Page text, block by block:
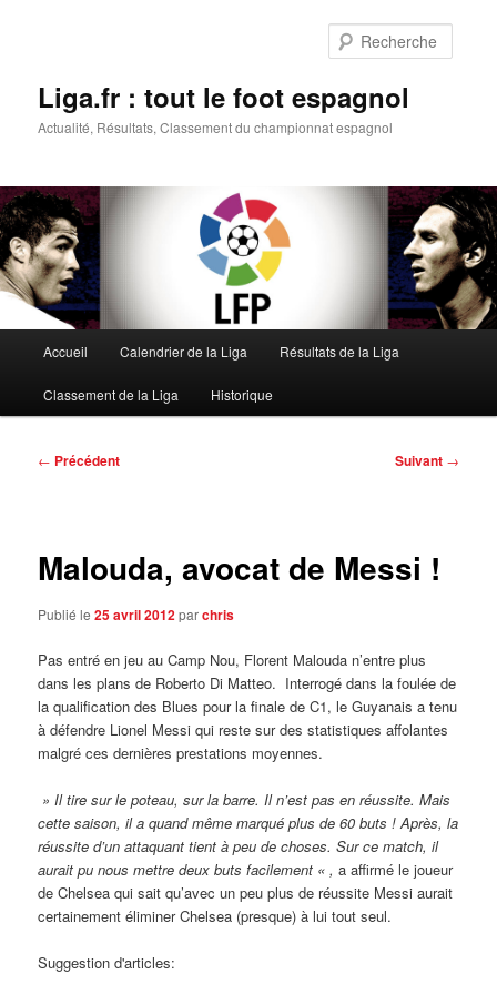
Liga.fr : tout le foot espagnol
Actualité, Résultats, Classement du championnat espagnol
principal
Accueil Calendrier de la Liga Résultats de la Liga
Classement de la Liga Historique
Navigation
← Précédent Suivant →
Malouda, avocat de Messi !
Publié le25 avril 2012parchris
Pas entré en jeu au Camp Nou, Florent Malouda n’entre plus
dans les plans de Roberto Di Matteo. Interrogé dans la foulée de
la qualification des Blues pour la finale de C1, le Guyanais a tenu
à défendre Lionel Messi qui reste sur des statistiques affolantes
malgré ces dernières prestations moyennes.
» Il tire sur le poteau, sur la barre. Il n’est pas en réussite. Mais
cette saison, il a quand même marqué plus de 60 buts ! Après, la
réussite d’un attaquant tient à peu de choses. Sur ce match, il
aurait pu nous mettre deux buts facilement « ,a affirmé le joueur
de Chelsea qui sait qu’avec un peu plus de réussite Messi aurait
certainement éliminer Chelsea (presque) à lui tout seul.
Suggestion d'articles: